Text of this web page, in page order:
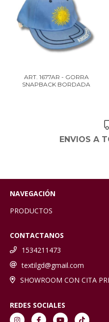
ART. 1677AR - GORRA
SNAPBACK BORDADA
ENVIOS A
NAVEGACIÓN
PRODUCTOS
CONTACTANOS
1534211473
textilgd@gmail.com
SHOWROOM CON CITA
REDES SOCIALES